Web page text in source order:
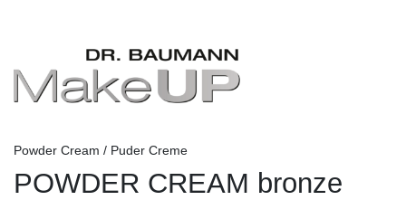
Powder Cream / Puder Creme
POWDER CREAM bronze